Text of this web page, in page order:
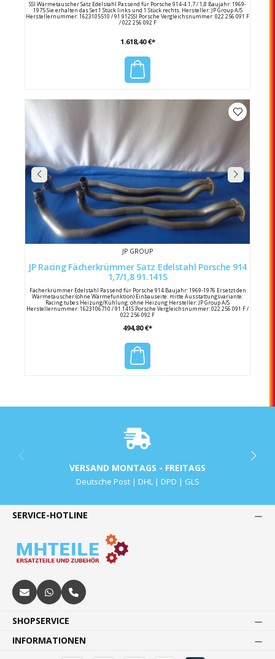
SSI Wärmetauscher Satz Edelstahl Passend für Porsche 914-4 1,7 / 1,8 Baujahr: 1969-
1975 Sie erhalten das Set 1 Stück links und 1 Stück rechts. Hersteller: JP Group A/S
Herstellernummer: 1623105510 / 91.912SSI Porsche Vergleichsnummer: 022 256 091 F
/ 022 256 092 F
1.618,40 €*
JP GROUP
JP Racing Fächerkrümmer Satz Edelstahl Porsche 914
1,7/1,8 91.141S
Fächerkrümmer Edelstahl Passend für Porsche 914 Baujahr: 1969-1976 Ersetzt den
Wärmetauscher (ohne Wärmefunktion) Einbauseite: mitte Ausstattungsvariante:
Racing tubes Heizung/Kühlung: ohne Heizung Hersteller: JP Group A/S
Herstellernummer: 1623106710 / 91.141S Porsche Vergleichsnummer: 022 256 091 F /
022 256 092 F
494,80 €*
VERSAND MONTAGS - FREITAGS
Deutsche Post | DHL | DPD | GLS
SERVICE-HOTLINE
SHOPSERVICE
INFORMATIONEN